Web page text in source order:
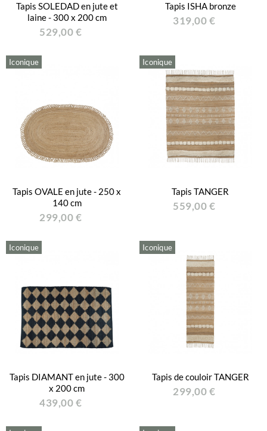
Tapis SOLEDAD en jute et
laine - 300 x 200 cm
529,00 €
Tapis ISHA bronze
319,00 €
Iconique
Tapis OVALE en jute - 250 x
140 cm
299,00 €
Iconique
Tapis TANGER
559,00 €
Iconique
Tapis DIAMANT en jute - 300
x 200 cm
439,00 €
Iconique
Tapis de couloir TANGER
299,00 €